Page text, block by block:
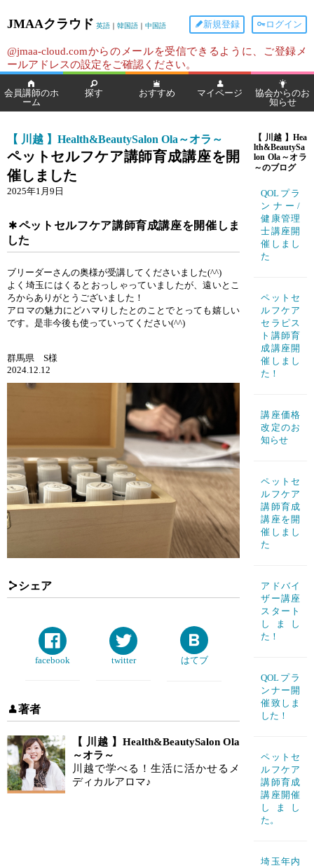
JMAAクラウド 英語 ｜ 韓国語 ｜ 中国語 ログイン
新規登録
@jmaa-cloud.comからのメールを受信できるように、ご登録メ
ールアドレスの設定をご確認ください。
会員講師のホ
ーム
探す おすすめ マイページ
協会からのお
知らせ
【 川越 】Health&BeautySalon Ola～オラ～
ペットセルフケア講師育成講座を開
催しました
2025年1月9日
ペットセルフケア講師育成講座を開催しま
した
ブリーダーさんの奥様が受講してくださいました(^^)
よく埼玉にはくるとおっしゃっていましたが、遠いとこ
ろからありがとうございました！
アロマの魅力にどハマりしたとのことでとっても嬉しい
です。是非今後も使っていってください(^^)
群馬県 S様
2024.12.12
シェア
facebook twitter はてブ
著者
【 川越 】Health&BeautySalon Ola
～オラ～
川越で学べる！生活に活かせるメ
ディカルアロマ♪
【 川越 】Hea
lth&BeautySa
lon Ola～オラ
～のブログ
QOLプラ
ンナー/
健康管理
士講座開
催しまし
た
ペットセ
ルフケア
セラピス
ト講師育
成講座開
催しまし
た！
講座価格
改定のお
知らせ
ペットセ
ルフケア
講師育成
講座を開
催しまし
た
アドバイ
ザー講座
スタート
しまし
た！
QOLプラ
ンナー開
催致しま
した！
ペットセ
ルフケア
講師育成
講座開催
しまし
た。
埼玉年内